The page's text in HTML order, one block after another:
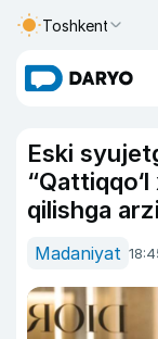
Toshkent
Eski
qilishga
Madaniyat